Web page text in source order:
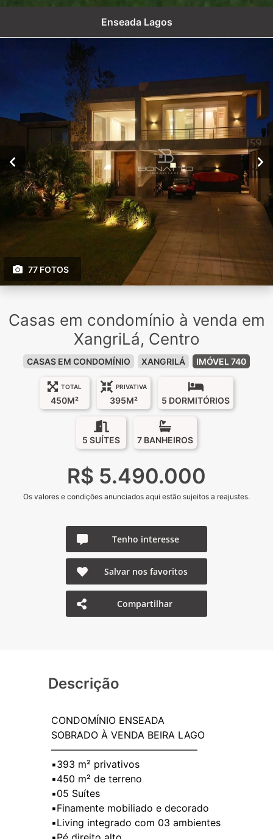
Enseada Lagos
77 FOTOS
Casas em condomínio à venda em
XangriLá, Centro
CASAS EM CONDOMÍNIO XANGRILÁ IMÓVEL 740
TOTAL
450M²
PRIVATIVA
395M² 5 DORMITÓRIOS
5 SUÍTES 7 BANHEIROS
R$ 5.490.000
Os valores e condições anunciados aqui estão sujeitos a reajustes.
Tenho interesse
Salvar nos favoritos
Compartilhar
Descrição
CONDOMÍNIO ENSEADA
SOBRADO À VENDA BEIRA LAGO
———————————————
▪️393 m² privativos
▪️450 m² de terreno
▪️05 Suítes
▪️Finamente mobiliado e decorado
▪️Living integrado com 03 ambientes